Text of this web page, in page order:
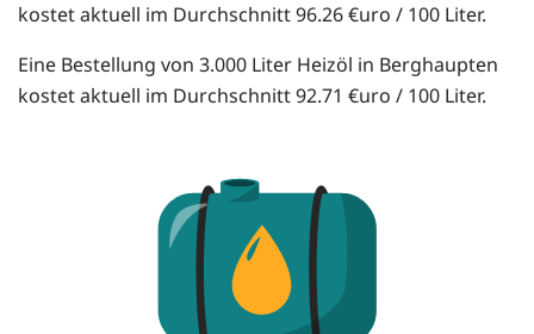
kostet aktuell im Durchschnitt 96.26 €uro / 100 Liter.
Eine Bestellung von 3.000 Liter Heizöl in Berghaupten
kostet aktuell im Durchschnitt 92.71 €uro / 100 Liter.